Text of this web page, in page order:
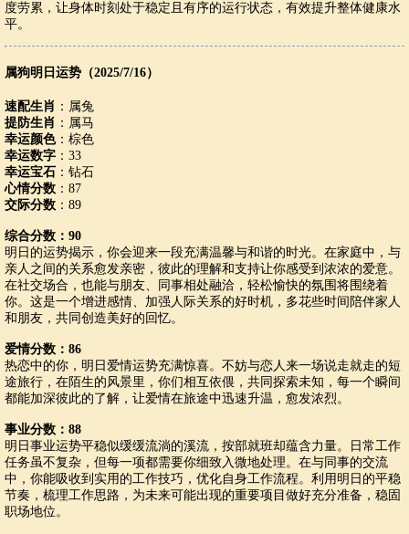
度劳累，让身体时刻处于稳定且有序的运行状态，有效提升整体健康水
平。
属狗明日运势（2025/7/16）
速配生肖 ：属兔
提防生肖 ：属马
幸运颜色：棕色
幸运数字 ：33
幸运宝石 ：钻石
心情分数 ：87
交际分数 ：89
综合分数：90
明日的运势揭示，你会迎来一段充满温馨与和谐的时光。在家庭中，与
亲人之间的关系愈发亲密，彼此的理解和支持让你感受到浓浓的爱意。
在社交场合，也能与朋友、同事相处融洽，轻松愉快的氛围将围绕着
你。这是一个增进感情、加强人际关系的好时机，多花些时间陪伴家人
和朋友，共同创造美好的回忆。
爱情分数：86
热恋中的你，明日爱情运势充满惊喜。不妨与恋人来一场说走就走的短
途旅行，在陌生的风景里，你们相互依偎，共同探索未知，每一个瞬间
都能加深彼此的了解，让爱情在旅途中迅速升温，愈发浓烈。
事业分数：88
明日事业运势平稳似缓缓流淌的溪流，按部就班却蕴含力量。日常工作
任务虽不复杂，但每一项都需要你细致入微地处理。在与同事的交流
中，你能吸收到实用的工作技巧，优化自身工作流程。利用明日的平稳
节奏，梳理工作思路，为未来可能出现的重要项目做好充分准备，稳固
职场地位。